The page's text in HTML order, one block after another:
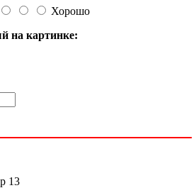
Хорошо
на картинке:
13